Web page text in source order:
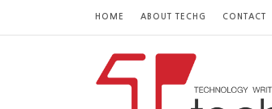
HOME ABOUT TECHG CONTACT